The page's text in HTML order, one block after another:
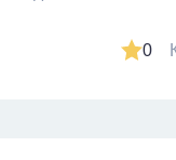
0